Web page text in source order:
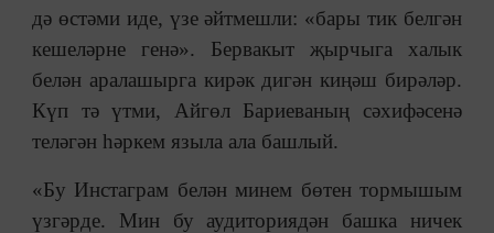
дә өстәми иде, үзе әйтмешли: «бары тик белгән
кешеләрне генә». Бервакыт җырчыга халык
белән аралашырга кирәк дигән киңәш бирәләр.
Күп тә үтми, Айгөл Бариеваның сәхифәсенә
теләгән һәркем языла ала башлый.
«Бу Инстаграм белән минем бөтен тормышым
үзгәрде. Мин бу аудиториядән башка ничек